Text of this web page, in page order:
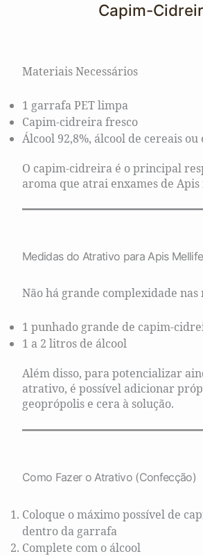
Capim-
Materiais Necessários
1 garrafa PET limpa
Capim-cidreira fresco
Álcool 92,8%, álcool de cereais ou
O capim-cidreira é o principal
aroma que atrai enxames de
Medidas do Atrativo para Apis
Não há grande complexidade nas
1 punhado grande de capim-
1 a 2 litros de álcool
Além disso, para potencializar
atrativo, é possível adicionar
geoprópolis e cera à solução.
Como Fazer o Atrativo (Confecção)
Coloque o máximo possível de
dentro da garrafa
Complete com o álcool